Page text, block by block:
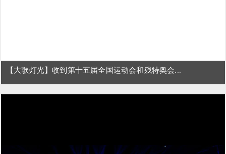
【大歌灯光】收到第十五届全国运动会和残特奥会...